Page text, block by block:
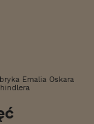
Emalia Oskara